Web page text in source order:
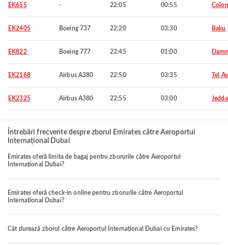
EK655 - 22:05 00:55
EK2405 Boeing 737 22:20 03:30 Baku
EK822 Boeing 777 22:45 01:00
EK2168 Airbus A380 22:50 03:35 Tel
EK2325 Airbus A380 22:55 03:00
Întrebări frecvente despre zborul Emirates către Aeroportul
Internațional Dubai
Emirates oferă limita de bagaj pentru zborurile către Aeroportul
Internațional Dubai?
Emirates oferă check-in online pentru zborurile către Aeroportul
Internațional Dubai?
Cât durează zborul către Aeroportul Internațional Dubai cu Emirates?